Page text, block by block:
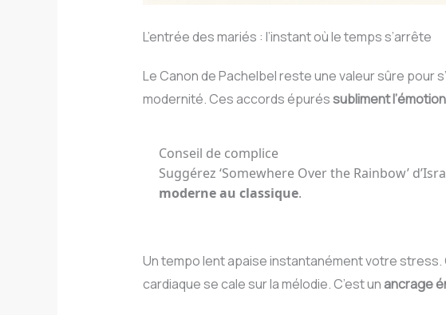
L’entrée des mariés : l’instant où le temps s’arrête
Le Canon de Pachelbel reste une valeur sûre pour
modernité. Ces accords épuréssubliment
Conseil de complice
Suggérez ‘Somewhere Over the Rainbow’
moderne au classique.
Un tempo lent apaise instantanément votre
cardiaque se cale sur la mélodie. C’est un ancrage